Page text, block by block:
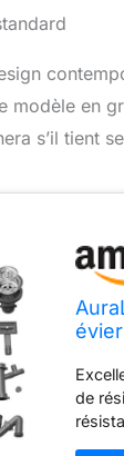
modèle
s’il tient
de